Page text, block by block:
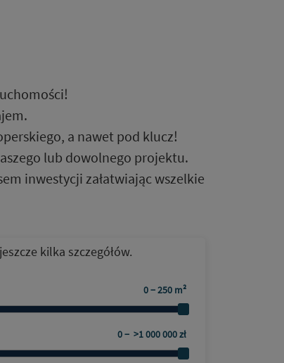
a nawet pod klucz!
lub dowolnego projektu.
inwestycji załatwiając wszelkie
kilka szczegółów.